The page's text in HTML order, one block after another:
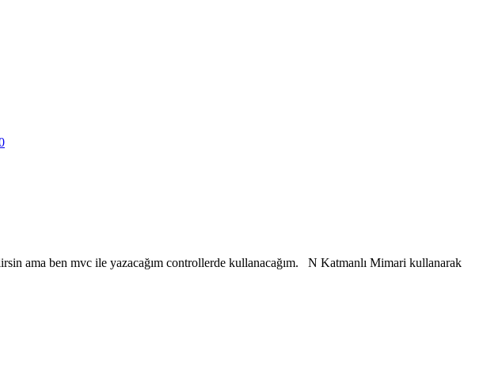
ama ben mvc ile yazacağım controllerde kullanacağım. N Katmanlı Mimari kullanarak